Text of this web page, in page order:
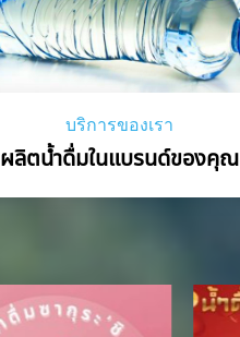
บริการของเรา
ผลิตน้ำดื่มในแบรนด์ของคุณ